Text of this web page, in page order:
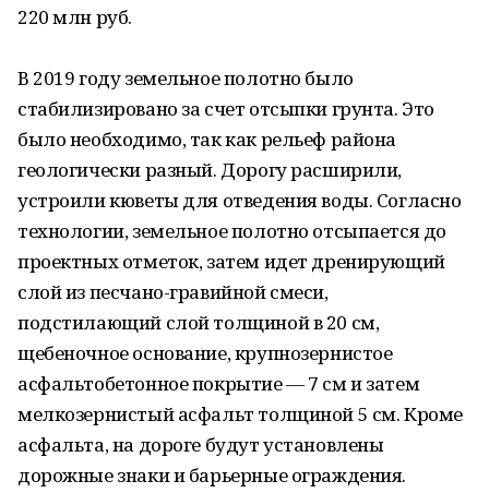
220 млн руб.
В 2019 году земельное полотно было
стабилизировано за счет отсыпки грунта. Это
было необходимо, так как рельеф района
геологически разный. Дорогу расширили,
устроили кюветы для отведения воды. Согласно
технологии, земельное полотно отсыпается до
проектных отметок, затем идет дренирующий
слой из песчано-гравийной смеси,
подстилающий слой толщиной в 20 см,
щебеночное основание, крупнозернистое
асфальтобетонное покрытие ― 7 см и затем
мелкозернистый асфальт толщиной 5 см. Кроме
асфальта, на дороге будут установлены
дорожные знаки и барьерные ограждения.